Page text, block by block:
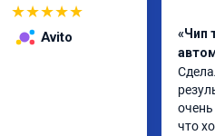
★★★★★
Avito
«Чип
что